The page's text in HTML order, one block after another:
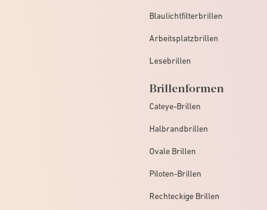
Blaulichtfilterbrillen
Arbeitsplatzbrillen
Lesebrillen
Brillenformen
Cateye-Brillen
Halbrandbrillen
Ovale Brillen
Piloten-Brillen
Rechteckige Brillen